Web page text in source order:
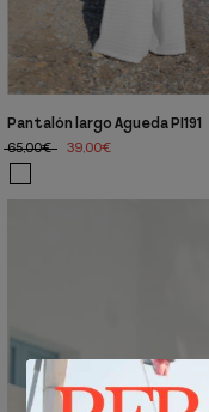
Pantalón largo Agueda PI191
65,00€
39,00€